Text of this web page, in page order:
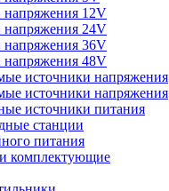
12V
24V
36V
48V
источники напряжения
источники напряжения
источники питания
станции
питания
комплектующие